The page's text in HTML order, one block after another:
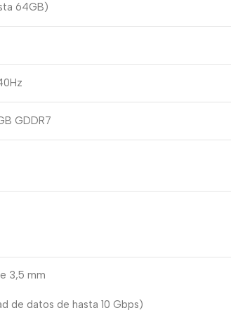
64GB)
GDDR7
3,5 mm
de datos de hasta 10 Gbps)